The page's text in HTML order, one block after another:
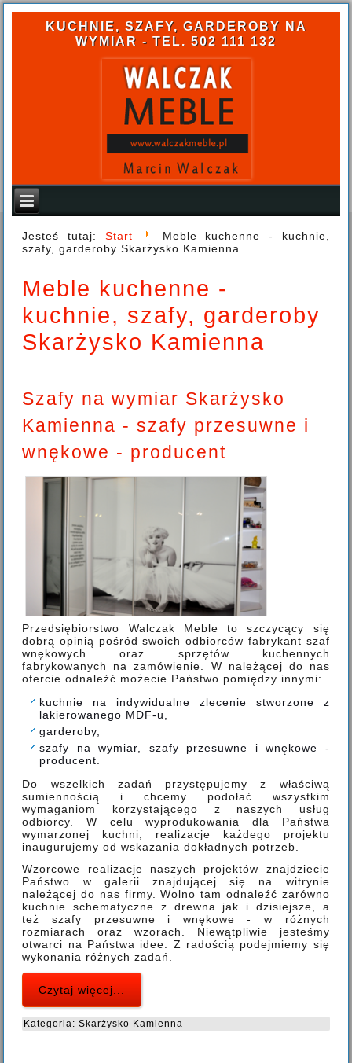
KUCHNIE, SZAFY, GARDEROBY NA
WYMIAR - TEL. 502 111 132
Jesteś tutaj: Start
Meble kuchenne - kuchnie,
szafy, garderoby Skarżysko Kamienna
Meble kuchenne -
kuchnie, szafy, garderoby
Skarżysko Kamienna
Szafy na wymiar Skarżysko
Kamienna - szafy przesuwne i
wnękowe - producent
Przedsiębiorstwo Walczak Meble to szczycący się
dobrą opinią pośród swoich odbiorców fabrykant szaf
wnękowych oraz sprzętów kuchennych
fabrykowanych na zamówienie. W należącej do nas
ofercie odnaleźć możecie Państwo pomiędzy innymi:
kuchnie na indywidualne zlecenie stworzone z
lakierowanego MDF-u,
garderoby,
szafy na wymiar, szafy przesuwne i wnękowe -
producent.
Do wszelkich zadań przystępujemy z właściwą
sumiennością i chcemy podołać wszystkim
wymaganiom korzystającego z naszych usług
odbiorcy. W celu wyprodukowania dla Państwa
wymarzonej kuchni, realizacje każdego projektu
inaugurujemy od wskazania dokładnych potrzeb.
Wzorcowe realizacje naszych projektów znajdziecie
Państwo w galerii znajdującej się na witrynie
należącej do nas firmy. Wolno tam odnaleźć zarówno
kuchnie schematyczne z drewna jak i dzisiejsze, a
też szafy przesuwne i wnękowe - w różnych
rozmiarach oraz wzorach. Niewątpliwie jesteśmy
otwarci na Państwa idee. Z radością podejmiemy się
wykonania różnych zadań.
Czytaj więcej...
Kategoria:Skarżysko Kamienna